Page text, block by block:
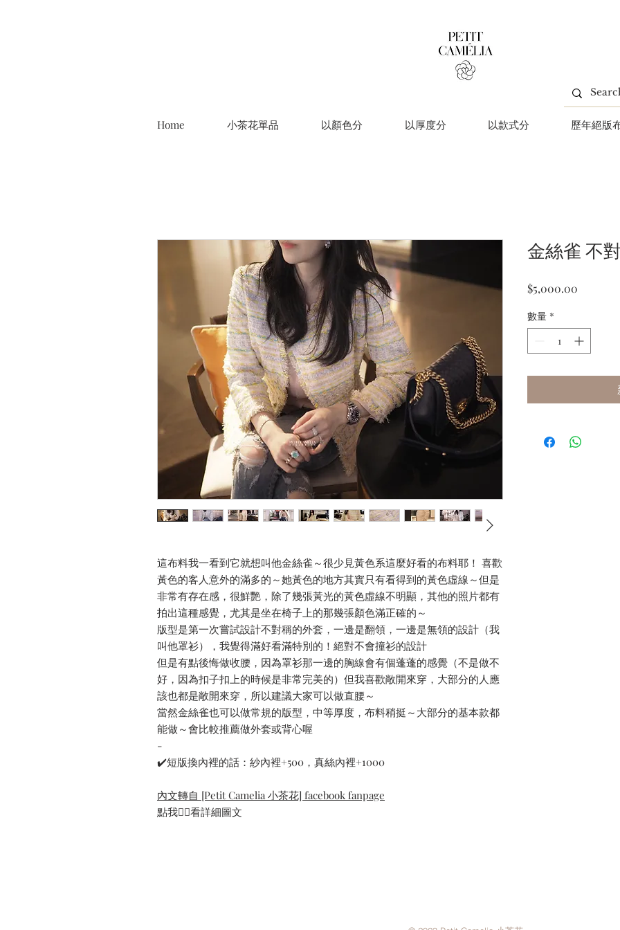
Home 小茶花單品 以顏色分 以厚度分 以款式分 歷年絕版
這布料我一看到它就想叫他金絲雀～很少見黃色系這麼好看的布料耶！ 喜歡
黃色的客人意外的滿多的～她黃色的地方其實只有看得到的黃色虛線～但是
非常有存在感，很鮮艷，除了幾張黃光的黃色虛線不明顯，其他的照片都有
拍出這種感覺，尤其是坐在椅子上的那幾張顏色滿正確的～
版型是第一次嘗試設計不對稱的外套，一邊是翻領，一邊是無領的設計（我
叫他罩衫），我覺得滿好看滿特別的！絕對不會撞衫的設計
但是有點後悔做收腰，因為罩衫那一邊的胸線會有個蓬蓬的感覺（不是做不
好，因為扣子扣上的時候是非常完美的）但我喜歡敞開來穿，大部分的人應
該也都是敞開來穿，所以建議大家可以做直腰～
當然金絲雀也可以做常規的版型，中等厚度，布料稍挺～大部分的基本款都
能做～會比較推薦做外套或背心喔
-
✔️短版換內裡的話：紗內裡+500，真絲內裡+1000
內文轉自 [Petit Camelia 小茶花] facebook fanpage
點我👆🏻看詳細圖文
金絲雀 不
$5,000.00
數量 *